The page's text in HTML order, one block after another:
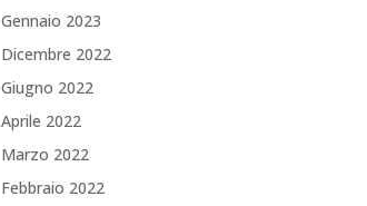
Gennaio 2023
Dicembre 2022
Giugno 2022
Aprile 2022
Marzo 2022
Febbraio 2022